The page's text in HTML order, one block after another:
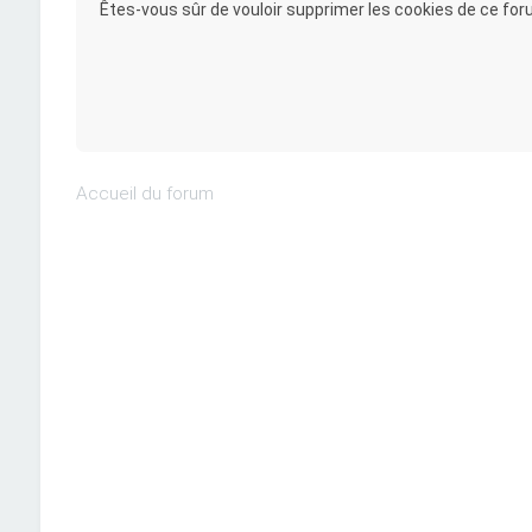
Êtes-vous sûr de vouloir supprimer les cookies de ce
Accueil du forum